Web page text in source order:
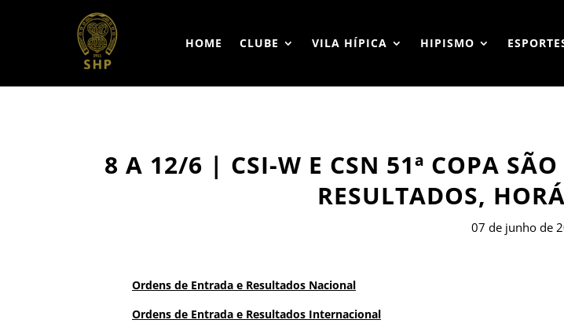
HOME CLUBE VILA HÍPICA HIPISMO
8 A 12/6 | CSI-W E CSN 51ª COPA
RESULTADOS,
07 de junho de
Ordens de Entrada e Resultados Nacional
Ordens de Entrada e Resultados Internacional